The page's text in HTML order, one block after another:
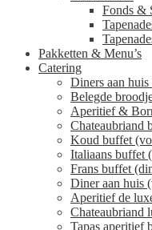
Fonds &
Pakketten & Menu’s
Catering
Diners aan
Belegde
Aperitief &
Chateaubriand
Koud buffet
Italiaans buffet
Frans buffet
Diner aan huis
Aperitief de
Chateaubriand
Tapas aperitief